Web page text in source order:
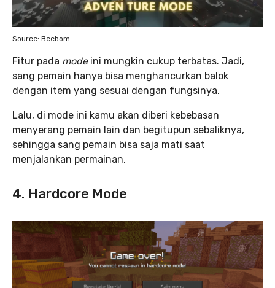
Source: Beebom
Fitur pada modeini mungkin cukup terbatas. Jadi,
sang pemain hanya bisa menghancurkan balok
dengan item yang sesuai dengan fungsinya.
Lalu, di mode ini kamu akan diberi kebebasan
menyerang pemain lain dan begitupun sebaliknya,
sehingga sang pemain bisa saja mati saat
menjalankan permainan.
4. Hardcore Mode